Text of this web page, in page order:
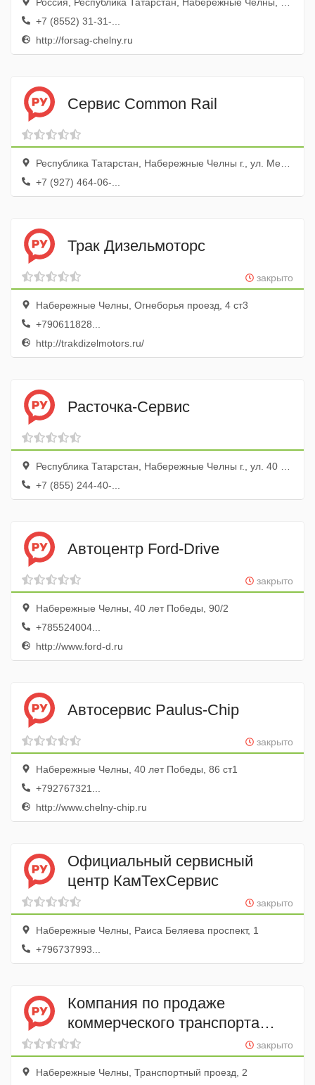
+7 (8552) 31-31-...
http://forsag-chelny.ru
Сервис Common Rail
Республика Татарстан, Набережные Челны г., ул. Металлургическая, 27/4
+7 (927) 464-06-...
Трак Дизельмоторс
закрыто
Набережные Челны, Огнеборья проезд, 4 ст3
+790611828...
http://trakdizelmotors.ru/
Расточка-Сервис
Республика Татарстан, Набережные Челны г., ул. 40 лет Победы, 72а
+7 (855) 244-40-...
Автоцентр Ford-Drive
закрыто
Набережные Челны, 40 лет Победы, 90/2
+785524004...
http://www.ford-d.ru
Автосервис Paulus-Chip
закрыто
Набережные Челны, 40 лет Победы, 86 ст1
+792767321...
http://www.chelny-chip.ru
Официальный сервисный
центр КамТехСервис
закрыто
Набережные Челны, Раиса Беляева проспект, 1
+796737993...
Компания по продаже
коммерческого транспорта
и спецтехники КАМАЗ
КамСпецМаш
закрыто
Набережные Челны, Транспортный проезд, 2